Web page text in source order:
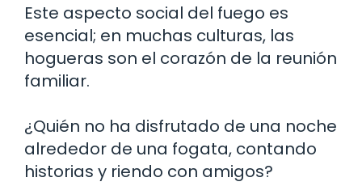
Este aspecto social del fuego es
esencial; en muchas culturas, las
hogueras son el corazón de la reunión
familiar.
¿Quién no ha disfrutado de una noche
alrededor de una fogata, contando
historias y riendo con amigos?